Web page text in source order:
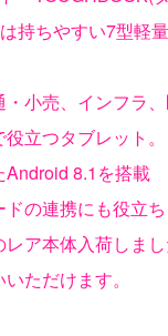
持ちやすい7型軽
小売、インフラ
立つタブレット。
8.1を搭載
の連携にも役立
レア本体入荷しまし
ただけます。